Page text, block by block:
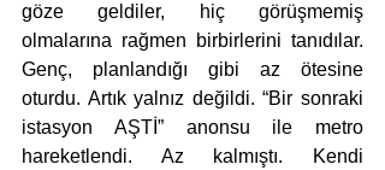
göze geldiler, hiç görüşmemiş
olmalarına rağmen birbirlerini tanıdılar.
Genç, planlandığı gibi az ötesine
oturdu. Artık yalnız değildi. “Bir sonraki
istasyon AŞTİ” anonsu ile metro
hareketlendi. Az kalmıştı. Kendi